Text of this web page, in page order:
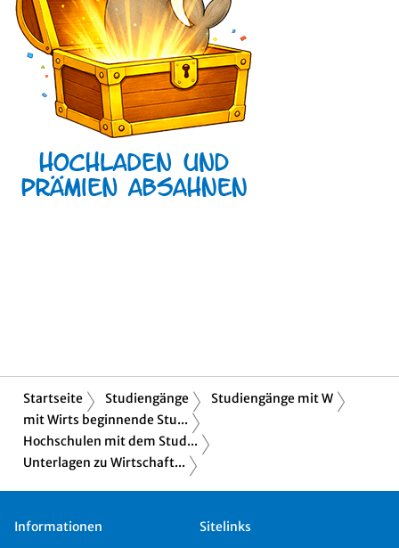
Startseite Studiengänge
Studiengänge mit W
mit Wirts beginnende Stu...
Hochschulen mit dem Stud...
Unterlagen zu Wirtschaft...
Informationen
Sitelinks